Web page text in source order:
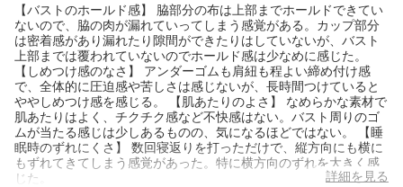
【バストのホールド感】 脇部分の布は上部までホールドできてい
ないので、脇の肉が漏れていってしまう感覚がある。カップ部分
は密着感があり漏れたり隙間ができたりはしていないが、バスト
上部までは覆われていないのでホールド感は少なめに感じた。
【しめつけ感のなさ】 アンダーゴムも肩紐も程よい締め付け感
で、全体的に圧迫感や苦しさは感じないが、長時間つけていると
ややしめつけ感を感じる。 【肌あたりのよさ】 なめらかな素材で
肌あたりはよく、チクチク感など不快感はない。バスト周りのゴ
ムが当たる感じは少しあるものの、気になるほどではない。 【睡
眠時のずれにくさ】 数回寝返りを打っただけで、縦方向にも横に
もずれてきてしまう感覚があった。特に横方向のずれを大きく感
じた。
詳細を見る